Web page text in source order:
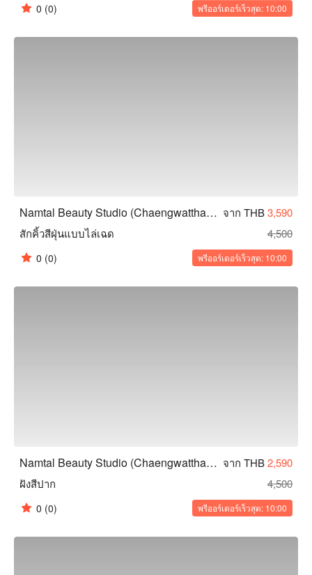
0 (0) พรีออร์เดอร์เร็วสุด: 10:00
Namtal Beauty Studio (Chaengwatthana) จาก THB3,590
สักคิ้วสีฝุ่นแบบไล่เฉด
4,500
0 (0) พรีออร์เดอร์เร็วสุด: 10:00
Namtal Beauty Studio (Chaengwatthana) จาก THB2,590
ฝังสีปาก
4,500
0 (0) พรีออร์เดอร์เร็วสุด: 10:00